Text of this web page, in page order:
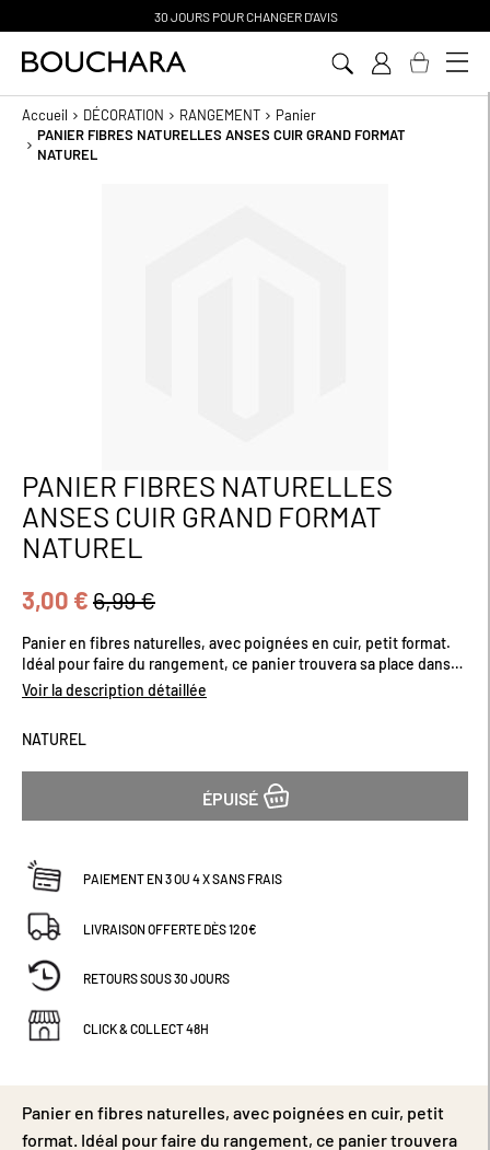
30 JOURS POUR CHANGER D'AVIS
Accueil DÉCORATION RANGEMENT
Panier
PANIER FIBRES NATURELLES ANSES CUIR GRAND FORMAT
NATUREL
Passer
au
début
de
la
d’images
PANIER FIBRES NATURELLES
ANSES CUIR GRAND FORMAT
NATUREL
3,00 €6,99 €
Panier en fibres naturelles, avec poignées en cuir, petit format.
Idéal pour faire du rangement, ce panier trouvera sa place dans
votre salon, votre bureau ou votre chambre. Dimensions (cm) :
H14.5 x L16 x P16
Voir la description détaillée
NATUREL
ÉPUISÉ
PAIEMENT EN 3 OU 4 X SANS FRAIS
LIVRAISON OFFERTE DÈS 120€
RETOURS SOUS 30 JOURS
CLICK & COLLECT 48H
Panier en fibres naturelles, avec poignées en cuir, petit
format. Idéal pour faire du rangement, ce panier trouvera